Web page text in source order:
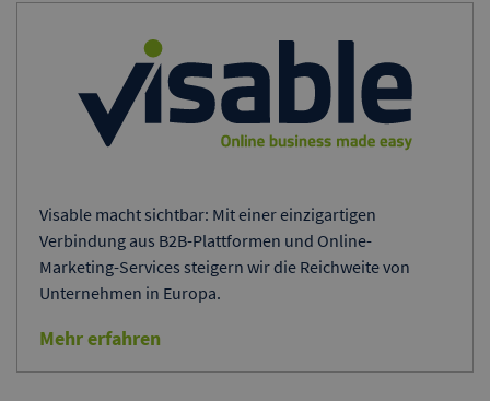
Visable macht sichtbar: Mit einer einzigartigen
Verbindung aus B2B-Plattformen und Online-
Marketing-Services steigern wir die Reichweite von
Unternehmen in Europa.
Mehr erfahren